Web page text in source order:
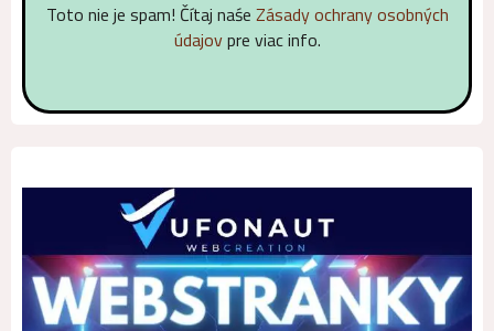
Toto nie je spam! Čítaj naśe Zásady ochrany osobných
údajovpre viac info.
Alternative: